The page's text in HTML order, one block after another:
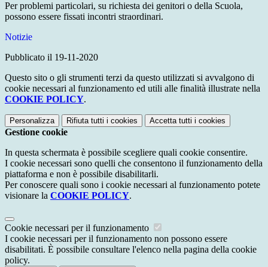
Per problemi particolari, su richiesta dei genitori o della Scuola,
possono essere fissati incontri straordinari.
Notizie
Pubblicato il 19-11-2020
Questo sito o gli strumenti terzi da questo utilizzati si avvalgono di
cookie necessari al funzionamento ed utili alle finalità illustrate nella
COOKIE POLICY.
Personalizza Rifiuta tutti i cookies Accetta tutti i cookies
Gestione cookie
In questa schermata è possibile scegliere quali cookie consentire.
I cookie necessari sono quelli che consentono il funzionamento della
piattaforma e non è possibile disabilitarli.
Per conoscere quali sono i cookie necessari al funzionamento potete
visionare la COOKIE POLICY.
Cookie necessari per il funzionamento
I cookie necessari per il funzionamento non possono essere
disabilitati. È possibile consultare l'elenco nella pagina della cookie
policy.